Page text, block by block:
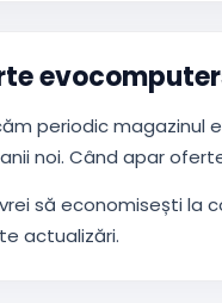
periodic magazinul
noi. Când apar
să economisești la
actualizări.